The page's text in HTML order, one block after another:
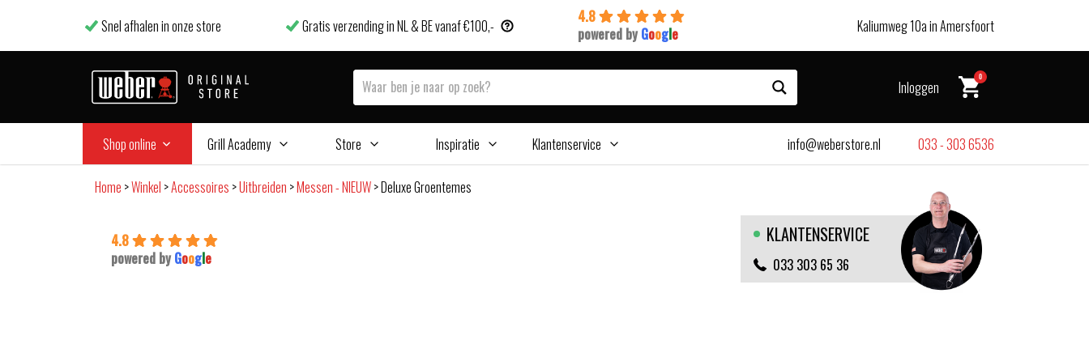
Snel afhalen in onze store Gratis verzending in NL & BE vanaf €100,-
4.8
powered by Google Kaliumweg 10a in Amersfoort
Inloggen
0
Shop online Grill Academy Store Inspiratie Klantenservice info@weberstore.nl 033 - 303 6536
Home >Winkel >Accessoires >Uitbreiden >Messen - NIEUW>Deluxe Groentemes
4.8
powered by Google
KLANTENSERVICE
033 303 65 36